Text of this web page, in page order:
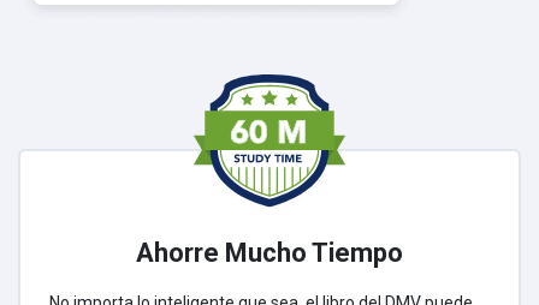
Ahorre Mucho Tiempo